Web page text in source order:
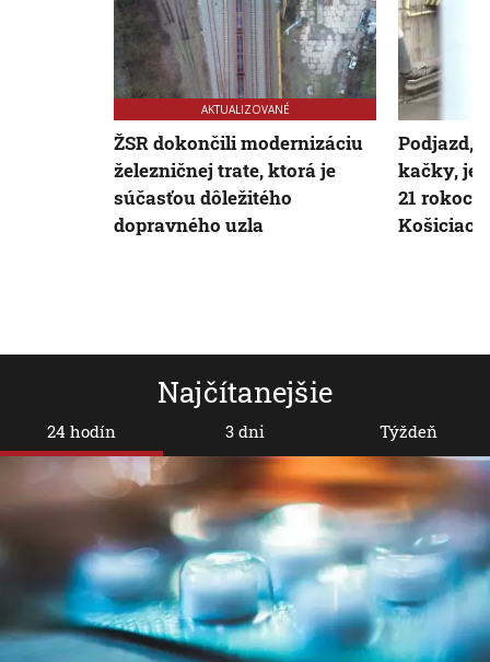
Najčítanejšie
24 hodín 3 dni Týždeň
AKTUALIZOVANÉ
ŽSR dokončili modernizáciu
železničnej trate, ktorá je
súčasťou dôležitého
dopravného uzla
Podjazd,
kačky, je
21